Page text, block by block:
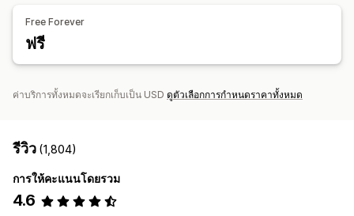
การวิเคราะห์การชำระเงิน
การวิเคราะห์ช่องทาง
ตะกร้าสินค้าที่ยังไม่ชำระเงิน
ภาพและรายงาน
การแจ้งเตือน
Free Forever
ฟรี
ค่าบริการทั้งหมดจะเรียกเก็บเป็น USD ดูตัวเลือกการกำหนดราคาทั้งหมด
รีวิว (1,804)
การให้คะแนนโดยรวม
4.6